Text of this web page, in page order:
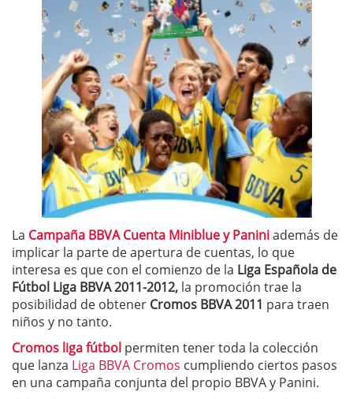
La Campaña BBVA Cuenta Miniblue y Paniniademás de
implicar la parte de apertura de cuentas, lo que
interesa es que con el comienzo de la Liga Española de
Fútbol Liga BBVA 2011-2012, la promoción trae la
posibilidad de obtener Cromos BBVA 2011 para traen
niños y no tanto.
Cromos liga fútbol permiten tener toda la colección
que lanza Liga BBVA Cromos cumpliendo ciertos pasos
en una campaña conjunta del propio BBVA y Panini.